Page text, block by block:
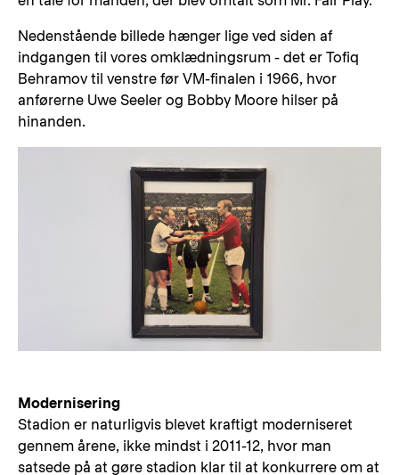
Nedenstående billede hænger lige ved siden af
indgangen til vores omklædningsrum - det er Tofiq
Behramov til venstre før VM-finalen i 1966, hvor
anførerne Uwe Seeler og Bobby Moore hilser på
hinanden.
Modernisering
Stadion er naturligvis blevet kraftigt moderniseret
gennem årene, ikke mindst i 2011-12, hvor man
satsede på at gøre stadion klar til at konkurrere om at